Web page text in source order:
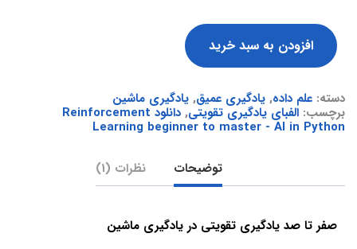
افزودن به سبد خرید
دسته: علم داده, یادگیری عمیق, یادگیری ماشین
برچسب: الفبای یادگیری تقویتی, دانلود Reinforcement
Learning beginner to master - AI in Python
توضیحات نظرات (1)
صفر تا صد یادگیری تقویتی در یادگیری ماشین